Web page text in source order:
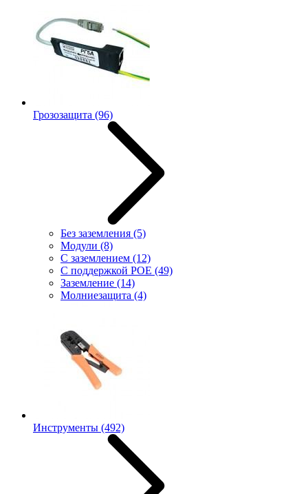
Грозозащита (96)
Без заземления (5)
Модули (8)
С заземлением (12)
С поддержкой POE (49)
Заземление (14)
Молниезащита (4)
Инструменты (492)